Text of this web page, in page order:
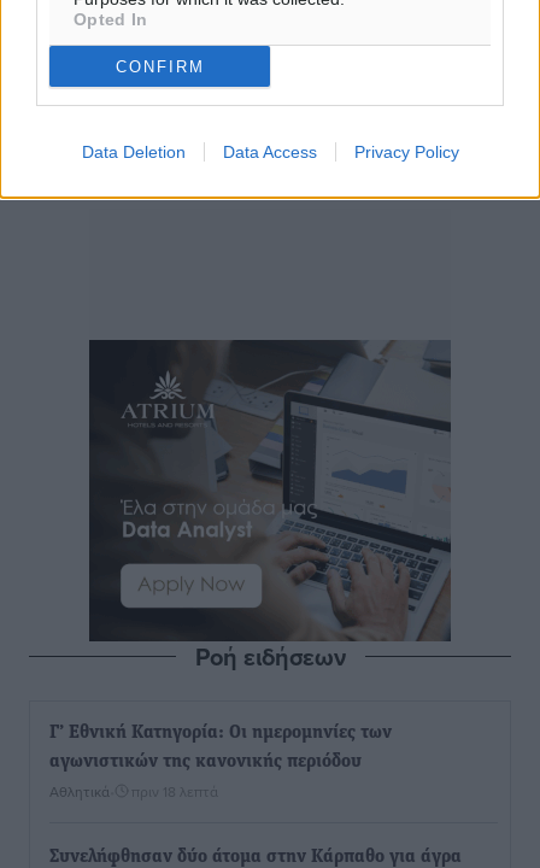
Opted In
CONFIRM
Data Deletion Data Access Privacy Policy
Ροή ειδήσεων
Γ’ Εθνική Κατηγορία: Οι ημερομηνίες των
αγωνιστικών της κανονικής περιόδου
Αθλητικά πριν 18 λεπτά
Συνελήφθησαν δύο άτομα στην Κάρπαθο για άγρα